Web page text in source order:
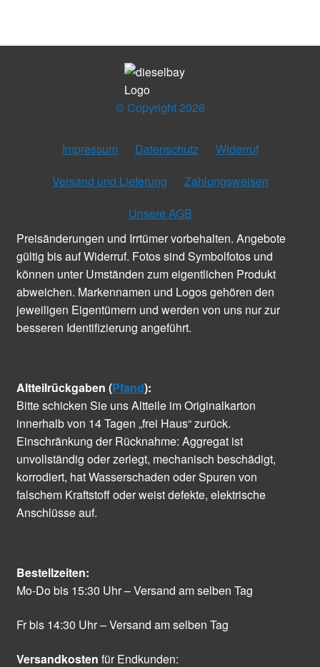
© Copyright 2026
Impressum Datenschutz
Widerruf
Versand und Lieferung
Zahlungsweisen
Unsere AGB
Preisänderungen und Irrtümer vorbehalten. Angebote
gültig bis auf Widerruf. Fotos sind Symbolfotos und
können unter Umständen zum eigentlichen Produkt
abweichen. Markennamen und Logos gehören den
jeweiligen Eigentümern und werden von uns nur zur
besseren Identifizierung angeführt.
Altteilrückgaben (Pfand):
Bitte schicken Sie uns Altteile im Originalkarton
innerhalb von 14 Tagen „frei Haus“ zurück.
Einschränkung der Rücknahme: Aggregat ist
unvollständig oder zerlegt, mechanisch beschädigt,
korrodiert, hat Wasserschaden oder Spuren von
falschem Kraftstoff oder weist defekte, elektrische
Anschlüsse auf.
Bestellzeiten:
Mo-Do bis 15:30 Uhr – Versand am selben Tag
Fr bis 14:30 Uhr – Versand am selben Tag
Versandkosten für Endkunden: